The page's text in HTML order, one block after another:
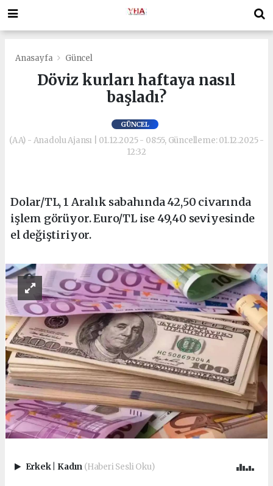
Anasayfa Güncel
Döviz kurları haftaya nasıl
başladı?
GÜNCEL
(AA) - Anadolu Ajansı | 01.12.2025 - 08:55, Güncelleme: 01.12.2025 -
12:32
Dolar/TL, 1 Aralık sabahında 42,50 civarında
işlem görüyor. Euro/TL ise 49,40 seviyesinde
el değiştiriyor.
Erkek Kadın (Haberi Sesli Oku)